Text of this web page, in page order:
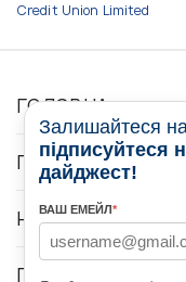
Credit Union Limited
ГОЛОВНА
ПРО НАС
НОВИНИ
ПРОГРАМИ
Залишайтеся
підписуйтеся
дайджест!
ВАШ ЕМЕЙЛ*